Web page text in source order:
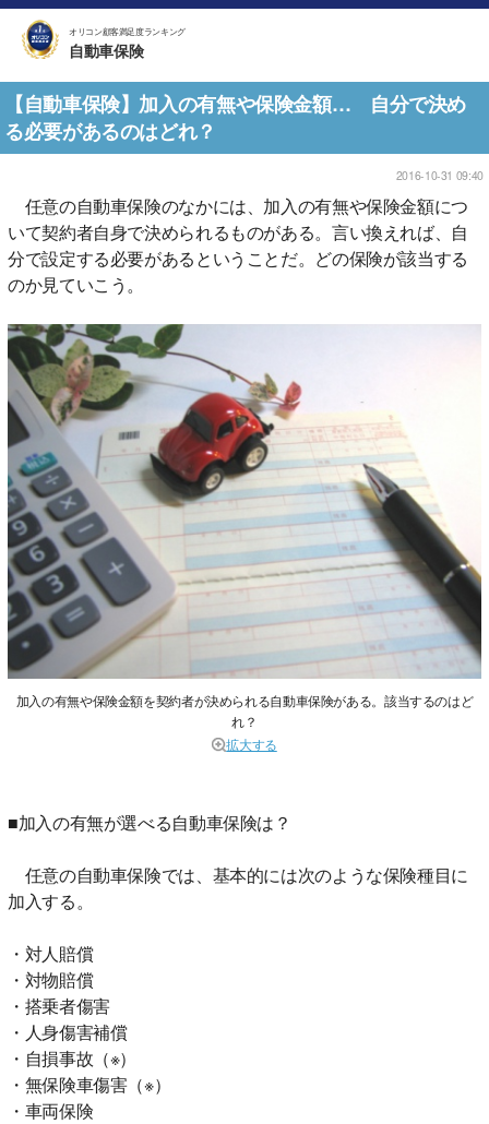
オリコン顧客満足度ランキング
自動車保険
【自動車保険】加入の有無や保険金額… 自分で決め
る必要があるのはどれ？
2016-10-31 09:40
任意の自動車保険のなかには、加入の有無や保険金額につ
いて契約者自身で決められるものがある。言い換えれば、自
分で設定する必要があるということだ。どの保険が該当する
のか見ていこう。
加入の有無や保険金額を契約者が決められる自動車保険がある。該当するのはど
れ？
拡大する
■加入の有無が選べる自動車保険は？
任意の自動車保険では、基本的には次のような保険種目に
加入する。
・対人賠償
・対物賠償
・搭乗者傷害
・人身傷害補償
・自損事故（※）
・無保険車傷害（※）
・車両保険